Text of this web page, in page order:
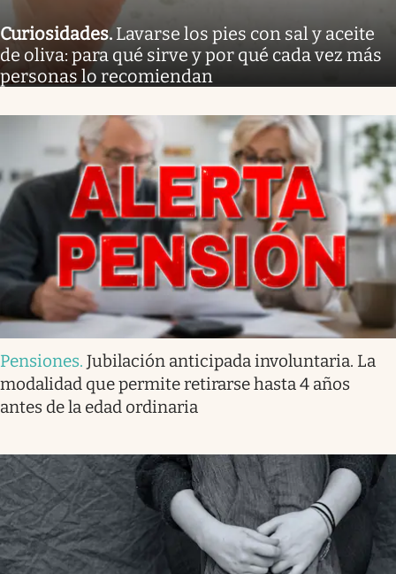
Curiosidades. Lavarse los pies con sal y aceite
de oliva: para qué sirve y por qué cada vez más
personas lo recomiendan
Pensiones. Jubilación anticipada involuntaria. La
modalidad que permite retirarse hasta 4 años
antes de la edad ordinaria